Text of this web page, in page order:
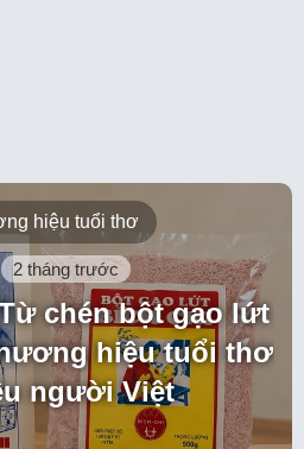
hiệu tuổi thơ
2 tháng trước
chén bột gạo lứt
hiệu tuổi thơ
người Việt